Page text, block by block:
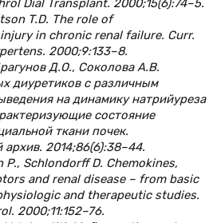
Dial Transplant. 2000;15(6):74–5.
T.D. The role of
in chronic renal failure. Curr.
2000;9:133–8.
Д.О., Соколова А.В.
диуретиков с различным
на динамику натрийуреза
состояние
ткани почек.
архив. 2014;86(6):38–44.
P., Schlondorff D. Chemokines,
and renal disease – from basic
and therapeutic studies.
2000;11:152–76.